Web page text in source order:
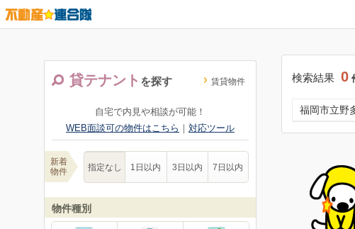
貸テナント を探す 賃貸物件
自宅で内見や相談が可能！
WEB面談可の物件はこちら ｜ 対応ツール
新着
物件
指定なし 1日以内 3日以内 7日以内
物件種別
検索結果 0
福岡市立野